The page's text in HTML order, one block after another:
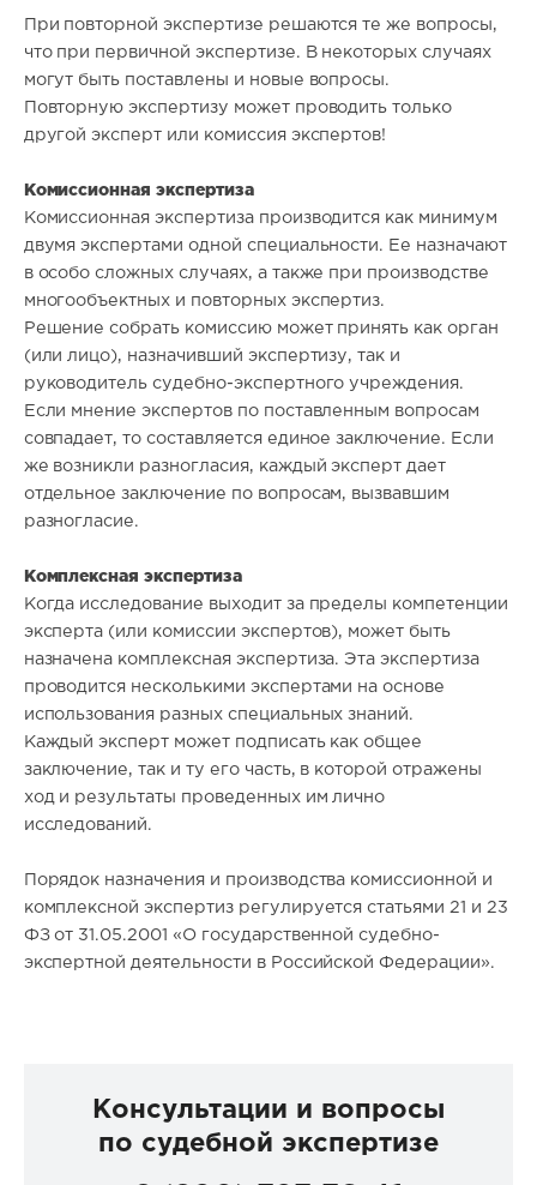
При повторной экспертизе решаются те же вопросы,
что при первичной экспертизе. В некоторых случаях
могут быть поставлены и новые вопросы.
Повторную экспертизу может проводить только
другой эксперт или комиссия экспертов!
Комиссионная экспертиза
Комиссионная экспертиза производится как минимум
двумя экспертами одной специальности. Ее назначают
в особо сложных случаях, а также при производстве
многообъектных и повторных экспертиз.
Решение собрать комиссию может принять как орган
(или лицо), назначивший экспертизу, так и
руководитель судебно-экспертного учреждения.
Если мнение экспертов по поставленным вопросам
совпадает, то составляется единое заключение. Если
же возникли разногласия, каждый эксперт дает
отдельное заключение по вопросам, вызвавшим
разногласие.
Комплексная экспертиза
Когда исследование выходит за пределы компетенции
эксперта (или комиссии экспертов), может быть
назначена комплексная экспертиза. Эта экспертиза
проводится несколькими экспертами на основе
использования разных специальных знаний.
Каждый эксперт может подписать как общее
заключение, так и ту его часть, в которой отражены
ход и результаты проведенных им лично
исследований.
Порядок назначения и производства комиссионной и
комплексной экспертиз регулируется статьями 21 и 23
ФЗ от 31.05.2001 «О государственной судебно-
экспертной деятельности в Российской Федерации».
Консультации и вопросы
по судебной экспертизе